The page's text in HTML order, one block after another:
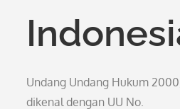
Undang Undang Hukum
dikenal dengan UU No.